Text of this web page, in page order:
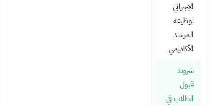
الإجرائي
لوظيفة
المرشد
الأكاديمي
شروط
قبول
الطلاب في